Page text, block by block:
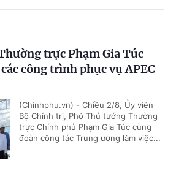
trực Phạm Gia Túc
công trình phục vụ APEC
(Chinhphu.vn) - Chiều 2/8, Ủy viên
Bộ Chính trị, Phó Thủ tướng Thường
trực Chính phủ Phạm Gia Túc cùng
đoàn công tác Trung ương làm việc...